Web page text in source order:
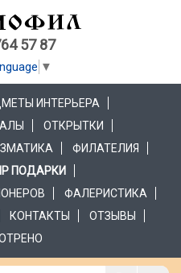
57 87
▼
ИНТЕРЬЕРА
ОТКРЫТКИ
ФИЛАТЕЛИЯ
ПОДАРКИ
ФАЛЕРИСТИКА
КОНТАКТЫ
ОТЗЫВЫ